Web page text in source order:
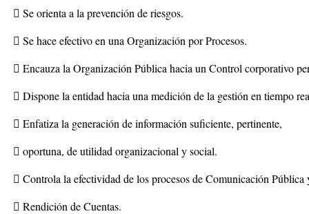
 Se orienta a la prevención de riesgos.
 Se hace efectivo en una Organización por Procesos.
 Encauza la Organización Pública hacia un Control corporativo
 Dispone la entidad hacia una medición de la gestión en tiempo
 Enfatiza la generación de información suficiente, pertinente,
 oportuna, de utilidad organizacional y social.
 Controla la efectividad de los procesos de Comunicación Pública
 Rendición de Cuentas.